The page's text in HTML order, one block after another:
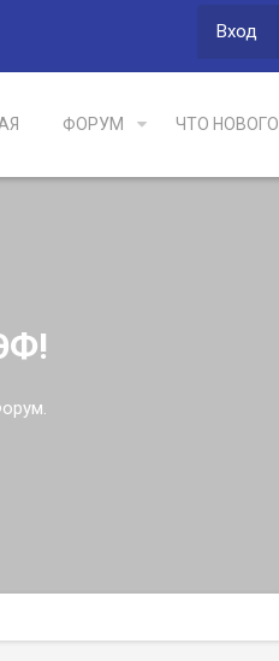
Вход
ФОРУМ ЧТО НОВОГО